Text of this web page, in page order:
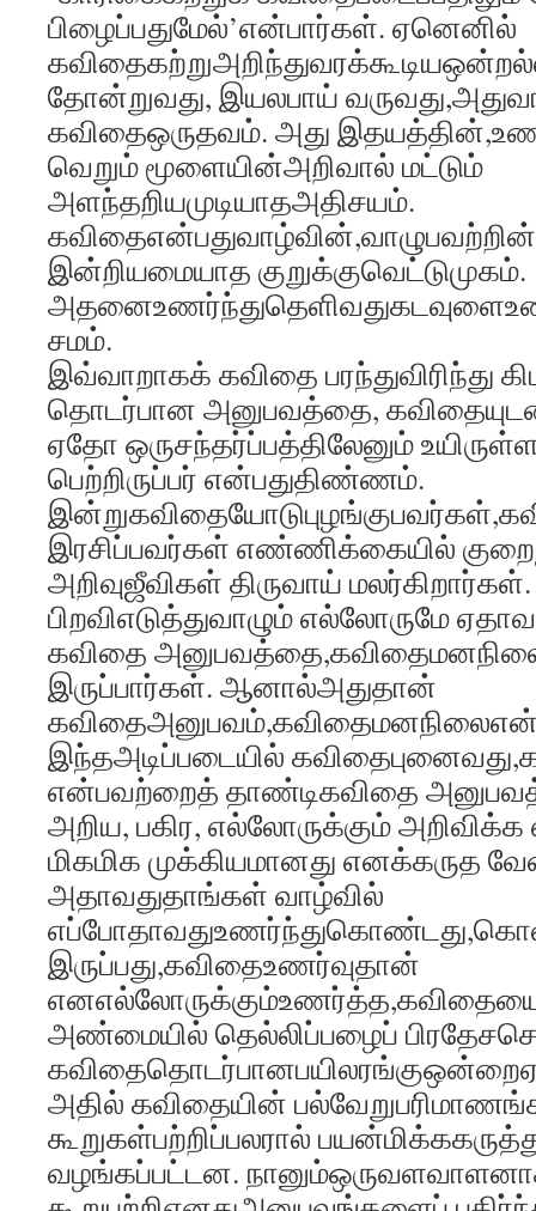
பிழைப்பதுமேல்’என்பார்கள். ஏனெனில்
தோன்றுவது, இயலபாய்
கவிதைஒருதவம். அது
வெறும் மூளையின்அறிவால் மட்டும்
அளந்தறியமுடியாதஅதிசயம்.
இன்றியமையாத குறுக்குவெட்டுமுகம்.
சமம்.
இவ்வாறாகக் கவிதை பரந்துவிரிந்து
தொடர்பான அனுபவத்தை,
ஏதோ ஒருசந்தர்ப்பத்திலேனும்
பெற்றிருப்பர் என்பதுதிண்ணம்.
இரசிப்பவர்கள் எண்ணிக்கையில்
அறிவுஜீவிகள் திருவாய்
பிறவிஎடுத்துவாழும் எல்லோருமே
கவிதை
இருப்பார்கள். ஆனால்அதுதான்
இந்தஅடிப்படையில்
என்பவற்றைத் தாண்டிகவிதை
அறிய, பகிர, எல்லோருக்கும் அறிவிக்க
மிகமிக முக்கியமானது எனக்கருத
அதாவதுதாங்கள் வாழ்வில்
இருப்பது,கவிதைஉணர்வுதான்
அண்மையில் தெல்லிப்பழைப்
அதில் கவிதையின்
கூறுகள்பற்றிப்பலரால்
வழங்கப்பட்டன.